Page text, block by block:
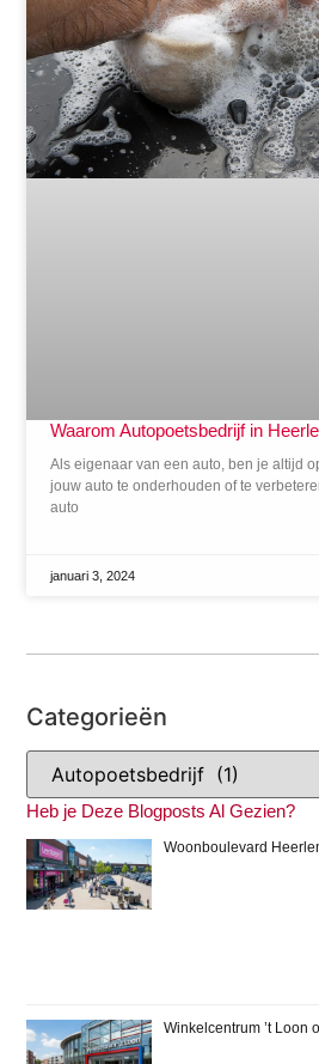
Categorieën
Heb je Deze Blogposts Al Gezien?
Woonboulevard
Winkelcentrum ’t Loon
Waarom Autopoetsbedrijf in
Als eigenaar van een auto, ben je altijd
jouw auto te onderhouden of te
auto
januari 3, 2024